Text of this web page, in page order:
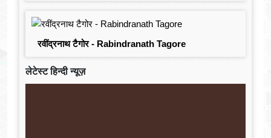
रवींद्रनाथ टैगोर - Rabindranath Tagore
लेटेस्ट हिन्दी न्यूज़